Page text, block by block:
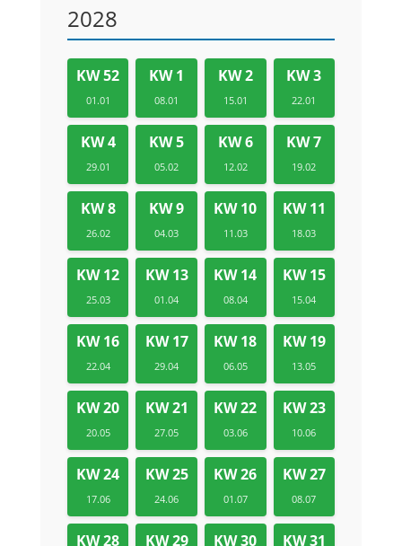
2028
KW 52
01.01
KW 1
08.01
KW 2
15.01
KW 3
22.01
KW 4
29.01
KW 5
05.02
KW 6
12.02
KW 7
19.02
KW 8
26.02
KW 9
04.03
KW 10
11.03
KW 11
18.03
KW 12
25.03
KW 13
01.04
KW 14
08.04
KW 15
15.04
KW 16
22.04
KW 17
29.04
KW 18
06.05
KW 19
13.05
KW 20
20.05
KW 21
27.05
KW 22
03.06
KW 23
10.06
KW 24
17.06
KW 25
24.06
KW 26
01.07
KW 27
08.07
KW 28 KW 29 KW 30 KW 31